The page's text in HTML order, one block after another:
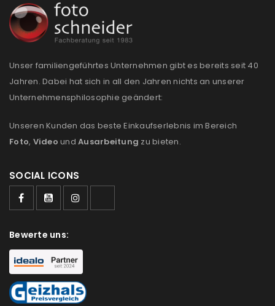
Unser familiengeführtes Unternehmen gibt es bereits seit 40
Jahren. Dabei hat sich in all den Jahren nichts an unserer
Unternehmensphilosophie geändert:
Unseren Kunden das beste Einkaufserlebnis im Bereich
Foto, Video und Ausarbeitung zu bieten.
SOCIAL ICONS
Bewerte uns: